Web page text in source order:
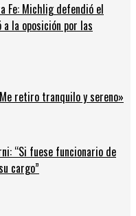
Fe: Michlig defendió el
a la oposición por las
retiro tranquilo y sereno»
“Si fuese funcionario de
cargo”